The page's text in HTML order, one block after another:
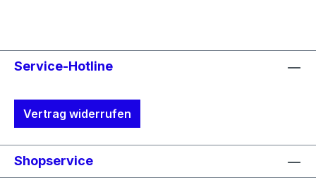
Service-Hotline
Vertrag widerrufen
Shopservice